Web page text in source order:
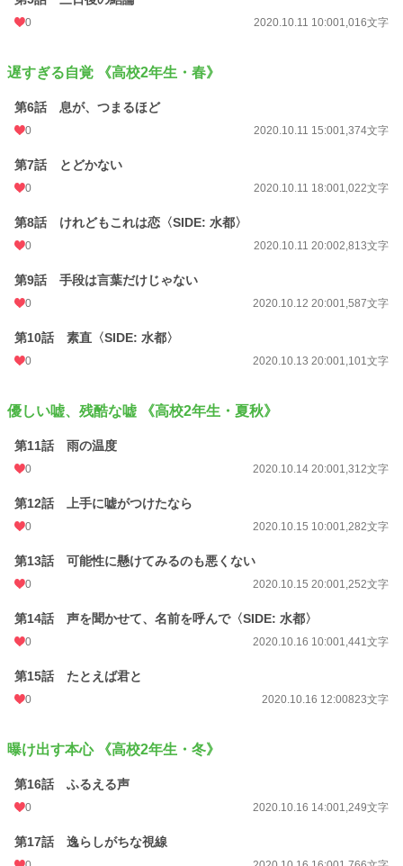
▷▶︎▷旧題《LIMIT PHANTOM - 人間不信の笑わない少年と、何事も笑って誤魔
▷▶︎▷第8回BL小説大賞にエントリー。応援ありがとうございました。
もどかしい恋 / 最後は甘々 / 実は溺愛 / 素直じゃない / 切ない / 完結済み / 男子高
校生 / BL / ボーイズラブ / ハッピーエンド / 不器用な恋 / 番外編あり / シリアス展
開 / 第8回BL小説大賞エントリー作品 / 続編あり
24h.ポイント 0 pt
文字数 71,147
更新日時
初回公開日時 2020.10.01 20:59
28 pt (93,489 位)
累計ポイント
0 2020.10.11 10:001,016文字
遅すぎる自覚 《高校2年生・春》
第6話 息が、つまるほど
0 2020.10.11 15:001,374文字
第7話 とどかない
0 2020.10.11 18:001,022文字
第8話 けれどもこれは恋〈SIDE: 水都〉
0 2020.10.11 20:002,813文字
第9話 手段は言葉だけじゃない
0 2020.10.12 20:001,587文字
第10話 素直〈SIDE: 水都〉
0 2020.10.13 20:001,101文字
優しい嘘、残酷な嘘 《高校2年生・夏秋》
第11話 雨の温度
0 2020.10.14 20:001,312文字
第12話 上手に嘘がつけたなら
0 2020.10.15 10:001,282文字
第13話 可能性に懸けてみるのも悪くない
0 2020.10.15 20:001,252文字
第14話 声を聞かせて、名前を呼んで〈SIDE: 水都〉
0 2020.10.16 10:001,441文字
第15話 たとえば君と
0 2020.10.16 12:00823文字
曝け出す本心 《高校2年生・冬》
第16話 ふるえる声
0 2020.10.16 14:001,249文字
第17話 逸らしがちな視線